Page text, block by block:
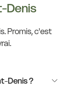
Denis
Promis, c'est
Denis ?